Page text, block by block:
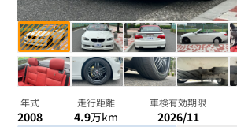
年式
2008
走行距離
4.9万km
車検有効期限
2026/11